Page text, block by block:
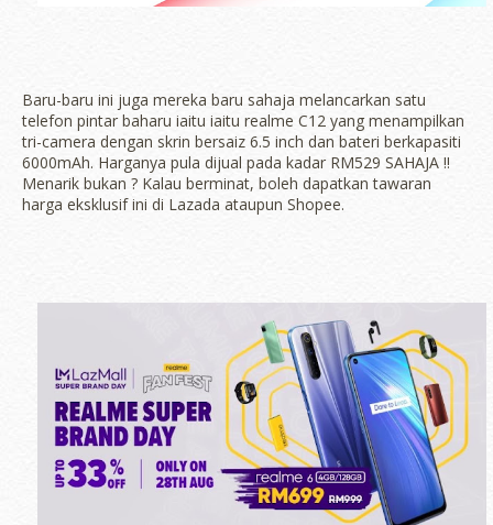
Baru-baru ini juga mereka baru sahaja melancarkan satu
telefon pintar baharu iaitu iaitu realme C12 yang menampilkan
tri-camera dengan skrin bersaiz 6.5 inch dan bateri berkapasiti
6000mAh. Harganya pula dijual pada kadar RM529 SAHAJA !!
Menarik bukan ? Kalau berminat, boleh dapatkan tawaran
harga eksklusif ini di Lazada ataupun Shopee.